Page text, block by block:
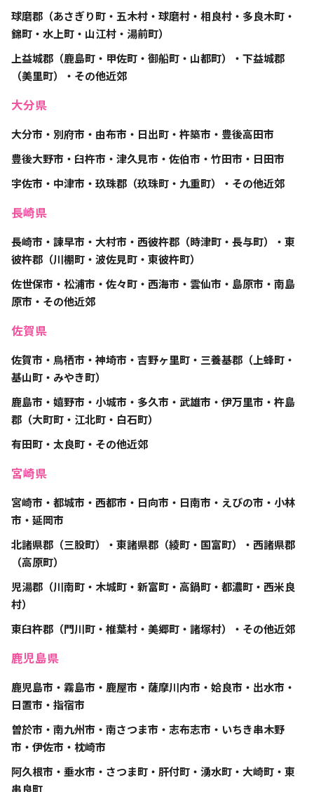
球磨郡（あさぎり町・五木村・球磨村・相良村・多良木町・
錦町・水上町・山江村・湯前町）
上益城郡（鹿島町・甲佐町・御船町・山都町）・下益城郡
（美里町）・その他近郊
大分県
大分市・別府市・由布市・日出町・杵築市・豊後高田市
豊後大野市・臼杵市・津久見市・佐伯市・竹田市・日田市
宇佐市・中津市・玖珠郡（玖珠町・九重町）・その他近郊
長崎県
長崎市・諫早市・大村市・西彼杵郡（時津町・長与町）・東
彼杵郡（川棚町・波佐見町・東彼杵町）
佐世保市・松浦市・佐々町・西海市・雲仙市・島原市・南島
原市・その他近郊
佐賀県
佐賀市・鳥栖市・神埼市・吉野ヶ里町・三養基郡（上蜂町・
基山町・みやき町）
鹿島市・嬉野市・小城市・多久市・武雄市・伊万里市・杵島
郡（大町町・江北町・白石町）
有田町・太良町・その他近郊
宮崎県
宮崎市・都城市・西都市・日向市・日南市・えびの市・小林
市・延岡市
北諸県郡（三股町）・東諸県郡（綾町・国富町）・西諸県郡
（高原町）
児湯郡（川南町・木城町・新富町・高鍋町・都濃町・西米良
村）
東臼杵郡（門川町・椎葉村・美郷町・諸塚村）・その他近郊
鹿児島県
鹿児島市・霧島市・鹿屋市・薩摩川内市・姶良市・出水市・
日置市・指宿市
曽於市・南九州市・南さつま市・志布志市・いちき串木野
市・伊佐市・枕崎市
阿久根市・垂水市・さつま町・肝付町・湧水町・大崎町・東
串良町